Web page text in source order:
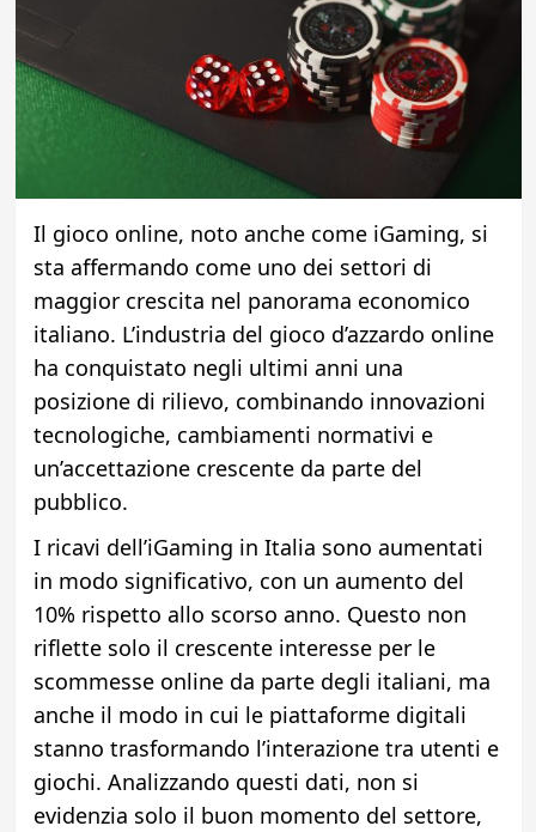
Il gioco online, noto anche come iGaming, si
sta affermando come uno dei settori di
maggior crescita nel panorama economico
italiano. L’industria del gioco d’azzardo online
ha conquistato negli ultimi anni una
posizione di rilievo, combinando innovazioni
tecnologiche, cambiamenti normativi e
un’accettazione crescente da parte del
pubblico.
I ricavi dell’iGaming in Italia sono aumentati
in modo significativo, con un aumento del
10% rispetto allo scorso anno. Questo non
riflette solo il crescente interesse per le
scommesse online da parte degli italiani, ma
anche il modo in cui le piattaforme digitali
stanno trasformando l’interazione tra utenti e
giochi. Analizzando questi dati, non si
evidenzia solo il buon momento del settore,